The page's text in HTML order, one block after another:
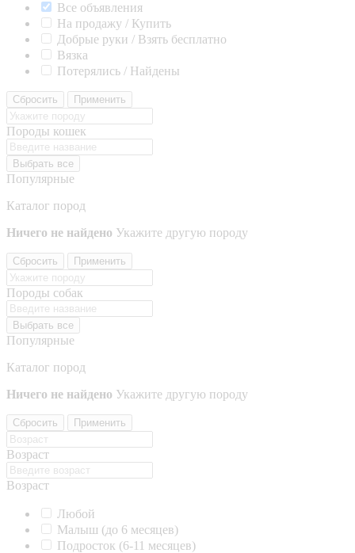
Все объявления
На продажу / Купить
Добрые руки / Взять бесплатно
Вязка
Потерялись / Найдены
Сбросить Применить
Породы кошек
Выбрать все
Популярные
Каталог пород
Ничего не найдено Укажите другую породу
Сбросить Применить
Породы собак
Выбрать все
Популярные
Каталог пород
Ничего не найдено Укажите другую породу
Сбросить Применить
Возраст
Возраст
Любой
Малыш (до 6 месяцев)
Подросток (6-11 месяцев)